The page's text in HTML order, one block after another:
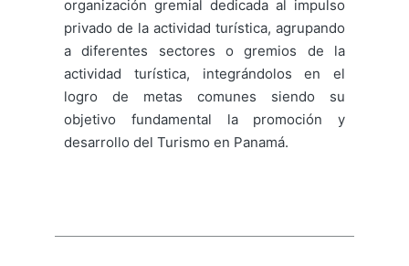
organización gremial dedicada al impulso
privado de la actividad turística, agrupando
a diferentes sectores o gremios de la
actividad turística, integrándolos en el
logro de metas comunes siendo su
objetivo fundamental la promoción y
desarrollo del Turismo en Panamá.